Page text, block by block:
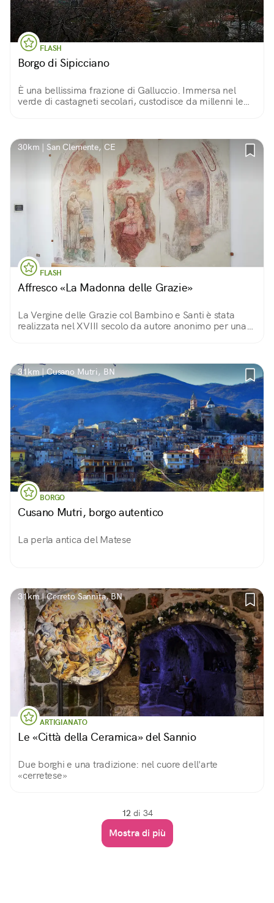
FLASH
Borgo di Sipicciano
È una bellissima frazione di Galluccio. Immersa nel
verde di castagneti secolari, custodisce da millenni le
30km | San Clemente, CE
FLASH
Affresco «La Madonna delle Grazie»
La Vergine delle Grazie col Bambino e Santi è stata
realizzata nel XVIII secolo da autore anonimo per una
31km | Cusano Mutri, BN
BORGO
Cusano Mutri, borgo autentico
La perla antica del Matese
31km | Cerreto Sannita, BN
ARTIGIANATO
Le «Città della Ceramica» del Sannio
Due borghi e una tradizione: nel cuore dell'arte
«cerretese»
12 di 34
Mostra di più